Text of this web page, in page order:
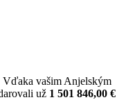
vašim Anjelským
už 1 501 846,00 €